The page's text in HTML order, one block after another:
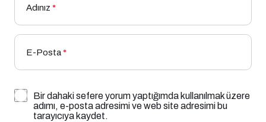
Adınız *
E-Posta*
Bir dahaki sefere yorum yaptığımda kullanılmak üzere
adımı, e-posta adresimi ve web site adresimi bu
tarayıcıya kaydet.